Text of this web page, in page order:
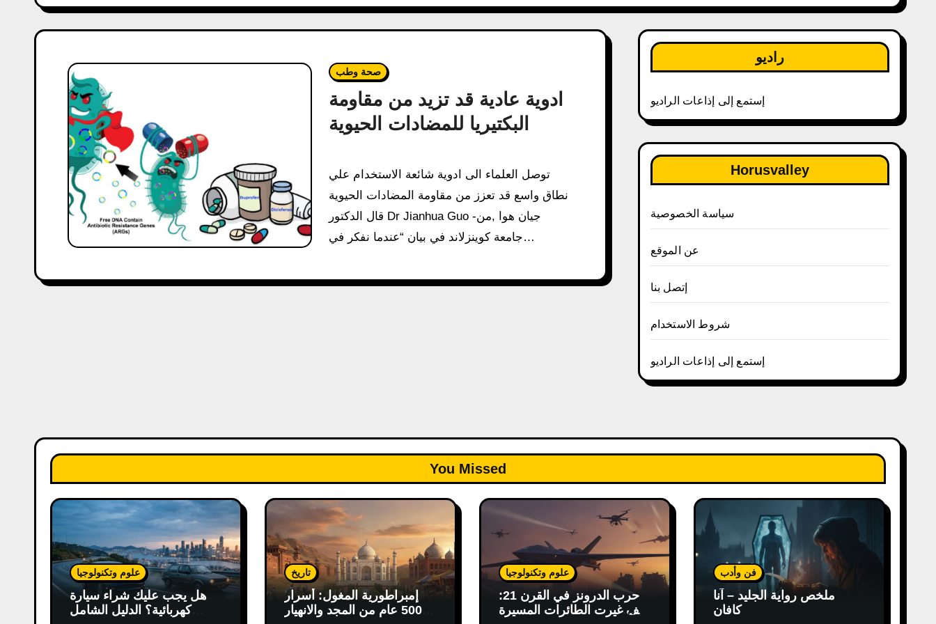
صحة وطب
ادوية عادية قد تزيد من مقاومة
البكتيريا للمضادات الحيوية
توصل العلماء الى ادوية شائعة الاستخدام علي
نطاق واسع قد تعزز من مقاومة المضادات الحيوية
قال الدكتور Dr Jianhua Guo -جيان هوا ,من
جامعة كوينزلاند في بيان “عندما نفكر في…
راديو
إستمع إلى إذاعات الراديو
Horusvalley
سياسة الخصوصية
عن الموقع
إتصل بنا
شروط الاستخدام
إستمع إلى إذاعات الراديو
You Missed
علوم وتكنولوجيا
هل يجب عليك شراء سيارة
كهربائية؟ الدليل الشامل
تاريخ
إمبراطورية المغول: أسرار
500 عام من المجد والانهيار
علوم وتكنولوجيا
حرب الدرونز في القرن 21:
كيف غيرت الطائرات المسيرة
فن وأدب
ملخص رواية الجليد – آنا
كافان